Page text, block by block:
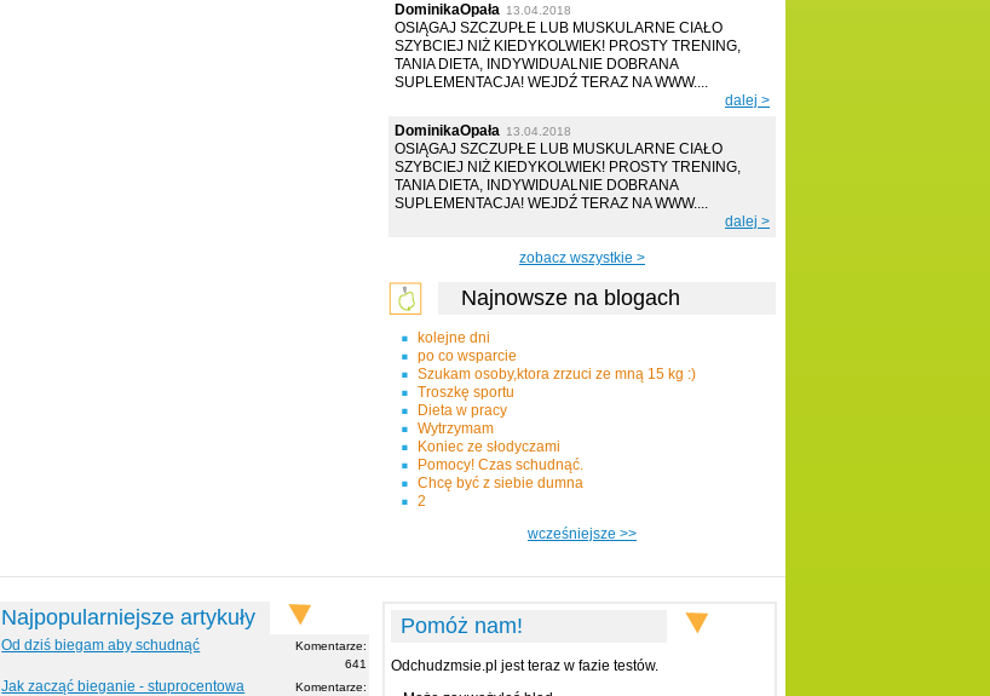
DominikaOpała 13.04.2018
OSIĄGAJ SZCZUPŁE LUB MUSKULARNE CIAŁO
SZYBCIEJ NIŻ KIEDYKOLWIEK! PROSTY TRENING,
TANIA DIETA, INDYWIDUALNIE DOBRANA
SUPLEMENTACJA! WEJDŹ TERAZ NA WWW....
dalej >
DominikaOpała 13.04.2018
OSIĄGAJ SZCZUPŁE LUB MUSKULARNE CIAŁO
SZYBCIEJ NIŻ KIEDYKOLWIEK! PROSTY TRENING,
TANIA DIETA, INDYWIDUALNIE DOBRANA
SUPLEMENTACJA! WEJDŹ TERAZ NA WWW....
dalej >
zobacz wszystkie >
Najnowsze na blogach
kolejne dni
po co wsparcie
Szukam osoby,ktora zrzuci ze mną 15 kg :)
Troszkę sportu
Dieta w pracy
Wytrzymam
Koniec ze słodyczami
Pomocy! Czas schudnąć.
Chcę być z siebie dumna
2
wcześniejsze >>
Najpopularniejsze artykuły
Od dziś biegam aby schudnąć
Komentarze:
641
Jak zacząć bieganie - stuprocentowa Komentarze:
Pomóż nam!
Odchudzmsie.pl jest teraz w fazie testów.